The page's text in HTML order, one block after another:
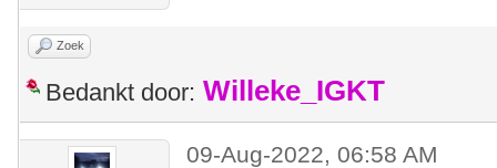
Zoek
Bedankt door: Willeke_IGKT
09-Aug-2022, 06:58 AM